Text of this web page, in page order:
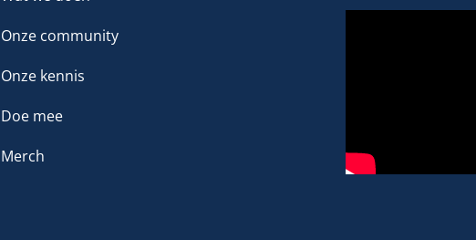
Onze community
Onze kennis
Doe mee
Merch